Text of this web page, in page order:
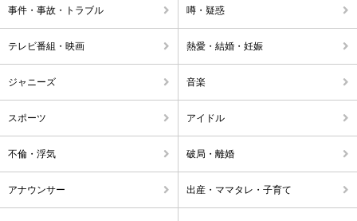
事件・事故・トラブル 噂・疑惑
テレビ番組・映画 熱愛・結婚・妊娠
ジャニーズ 音楽
スポーツ アイドル
不倫・浮気 破局・離婚
アナウンサー 出産・ママタレ・子育て